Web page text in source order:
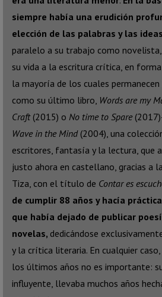
siempre había una erudición
elección de las palabras y las
paralelo a su trabajo como
su vida a la escritura crítica, en
la mayoría de los cuales
como su último libro, Words are my
Craft (2015) o No time to Spare
Wave in the Mind(2004), una
escritores, fantasía y la lectura, que
justo ahora en castellano, gracias a
Tiza, con el título de Contar es
de cumplir 88 años y hacía
que había dejado de publicar
novelas, dedicándose
y la crítica literaria. En cualquier
los últimos años no es importante:
influyente, llevaba muchos años